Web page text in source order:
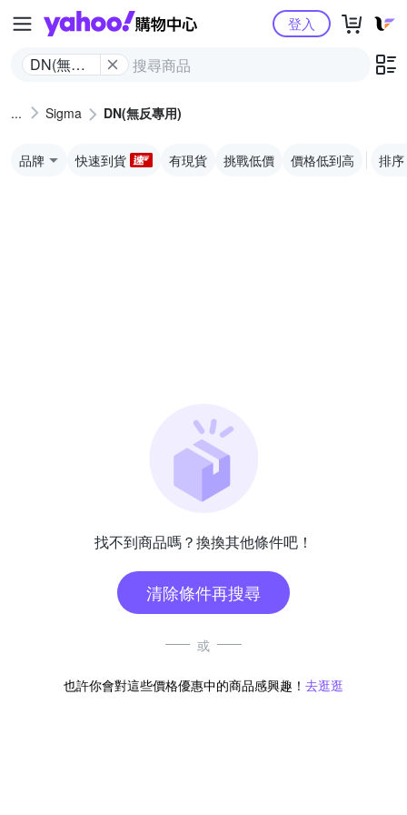
Yahoo購物中心
DN(無反
登入
Sigma DN(無反專用)
品牌 快速到貨 有現貨 挑戰低價 價格低到高 排序
找不到商品嗎？換換其他條件吧！
清除條件再搜尋
或
也許你會對這些價格優惠中的商品感興趣！ 去逛逛